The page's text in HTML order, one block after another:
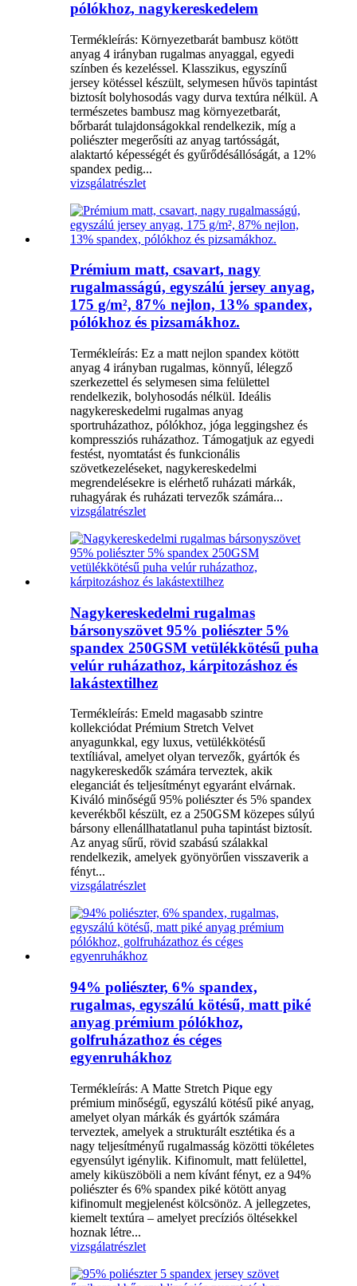
pólókhoz, nagykereskedelem
Termékleírás: Környezetbarát bambusz kötött
anyag 4 irányban rugalmas anyaggal, egyedi
színben és kezeléssel. Klasszikus, egyszínű
jersey kötéssel készült, selymesen hűvös tapintást
biztosít bolyhosodás vagy durva textúra nélkül. A
természetes bambusz mag környezetbarát,
bőrbarát tulajdonságokkal rendelkezik, míg a
poliészter megerősíti az anyag tartósságát,
alaktartó képességét és gyűrődésállóságát, a 12%
spandex pedig...
vizsgálatrészlet
Prémium matt, csavart, nagy
rugalmasságú, egyszálú jersey anyag,
175 g/m², 87% nejlon, 13% spandex,
pólókhoz és pizsamákhoz.
Termékleírás: Ez a matt nejlon spandex kötött
anyag 4 irányban rugalmas, könnyű, lélegző
szerkezettel és selymesen sima felülettel
rendelkezik, bolyhosodás nélkül. Ideális
nagykereskedelmi rugalmas anyag
sportruházathoz, pólókhoz, jóga leggingshez és
kompressziós ruházathoz. Támogatjuk az egyedi
festést, nyomtatást és funkcionális
szövetkezeléseket, nagykereskedelmi
megrendelésekre is elérhető ruházati márkák,
ruhagyárak és ruházati tervezők számára...
vizsgálatrészlet
Nagykereskedelmi rugalmas
bársonyszövet 95% poliészter 5%
spandex 250GSM vetülékkötésű puha
velúr ruházathoz, kárpitozáshoz és
lakástextilhez
Termékleírás: Emeld magasabb szintre
kollekciódat Prémium Stretch Velvet
anyagunkkal, egy luxus, vetülékkötésű
textíliával, amelyet olyan tervezők, gyártók és
nagykereskedők számára terveztek, akik
eleganciát és teljesítményt egyaránt elvárnak.
Kiváló minőségű 95% poliészter és 5% spandex
keverékből készült, ez a 250GSM közepes súlyú
bársony ellenállhatatlanul puha tapintást biztosít.
Az anyag sűrű, rövid szabású szálakkal
rendelkezik, amelyek gyönyörűen visszaverik a
fényt...
vizsgálatrészlet
94% poliészter, 6% spandex,
rugalmas, egyszálú kötésű, matt piké
anyag prémium pólókhoz,
golfruházathoz és céges
egyenruhákhoz
Termékleírás: A Matte Stretch Pique egy
prémium minőségű, egyszálú kötésű piké anyag,
amelyet olyan márkák és gyártók számára
terveztek, amelyek a strukturált esztétika és a
nagy teljesítményű rugalmasság közötti tökéletes
egyensúlyt igénylik. Kifinomult, matt felülettel,
amely kiküszöböli a nem kívánt fényt, ez a 94%
poliészter és 6% spandex piké kötött anyag
kifinomult megjelenést kölcsönöz. A jellegzetes,
kiemelt textúra – amelyet precíziós öltésekkel
hoznak létre...
vizsgálatrészlet